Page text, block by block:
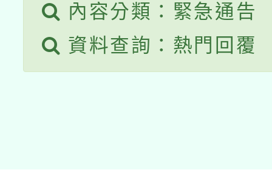
內容分類：緊急通告
資料查詢：熱門回覆